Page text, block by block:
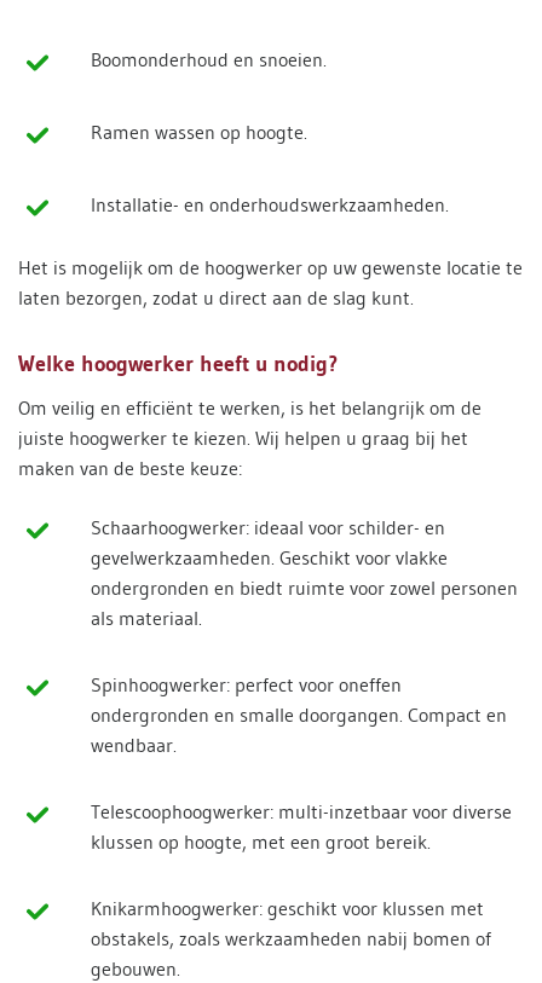
Boomonderhoud en snoeien.
Ramen wassen op hoogte.
Installatie- en onderhoudswerkzaamheden.
Het is mogelijk om de hoogwerker op uw gewenste locatie te
laten bezorgen, zodat u direct aan de slag kunt.
Welke hoogwerker heeft u nodig?
Om veilig en efficiënt te werken, is het belangrijk om de
juiste hoogwerker te kiezen. Wij helpen u graag bij het
maken van de beste keuze:
Schaarhoogwerker: ideaal voor schilder- en
gevelwerkzaamheden. Geschikt voor vlakke
ondergronden en biedt ruimte voor zowel personen
als materiaal.
Spinhoogwerker: perfect voor oneffen
ondergronden en smalle doorgangen. Compact en
wendbaar.
Telescoophoogwerker: multi-inzetbaar voor diverse
klussen op hoogte, met een groot bereik.
Knikarmhoogwerker: geschikt voor klussen met
obstakels, zoals werkzaamheden nabij bomen of
gebouwen.